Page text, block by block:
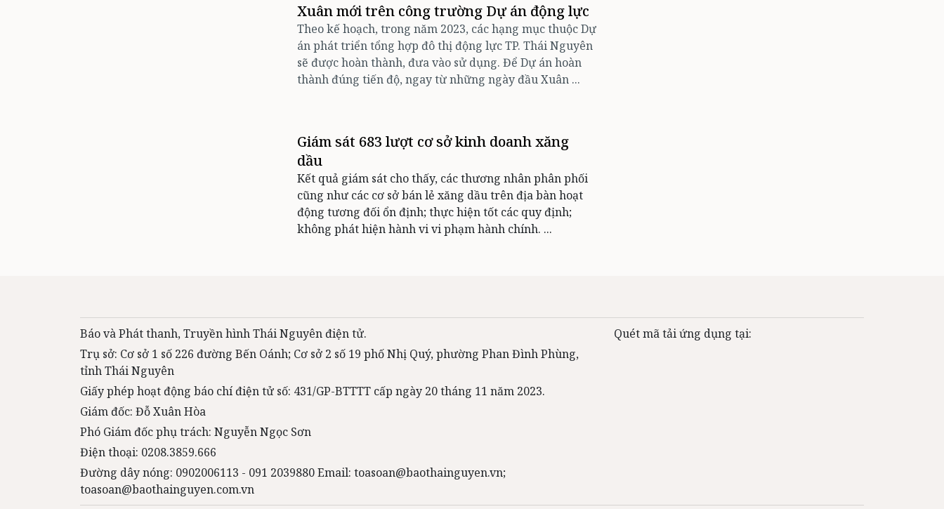
Xuân mới trên công trường Dự án động lực
Theo kế hoạch, trong năm 2023, các hạng mục thuộc Dự
án phát triển tổng hợp đô thị động lực TP. Thái Nguyên
sẽ được hoàn thành, đưa vào sử dụng. Để Dự án hoàn
thành đúng tiến độ, ngay từ những ngày đầu Xuân ...
Giám sát 683 lượt cơ sở kinh doanh xăng
dầu
Kết quả giám sát cho thấy, các thương nhân phân phối
cũng như các cơ sở bán lẻ xăng dầu trên địa bàn hoạt
động tương đối ổn định; thực hiện tốt các quy định;
không phát hiện hành vi vi phạm hành chính. ...
Báo và Phát thanh, Truyền hình Thái Nguyên điện tử.
Trụ sở: Cơ sở 1 số 226 đường Bến Oánh; Cơ sở 2 số 19 phố Nhị Quý, phường Phan Đình Phùng,
tỉnh Thái Nguyên
Giấy phép hoạt động báo chí điện tử số: 431/GP-BTTTT cấp ngày 20 tháng 11 năm 2023.
Giám đốc: Đỗ Xuân Hòa
Phó Giám đốc phụ trách: Nguyễn Ngọc Sơn
Điện thoại: 0208.3859.666
Đường dây nóng: 0902006113 - 091 2039880 Email: toasoan@baothainguyen.vn;
toasoan@baothainguyen.com.vn
Quét mã tải ứng dụng tại: